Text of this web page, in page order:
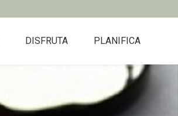
DISFRUTA PLANIFICA